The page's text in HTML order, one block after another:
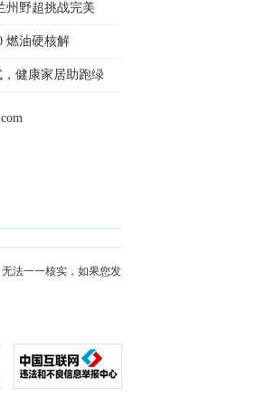
州野超挑战完美
燃油硬核解
健康家居助跑绿
法一一核实，如果您发